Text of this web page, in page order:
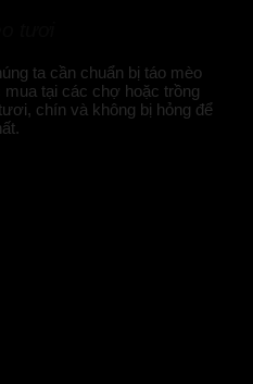
ta cần chuẩn bị táo mèo
tại các chợ hoặc trồng
chín và không bị hỏng để